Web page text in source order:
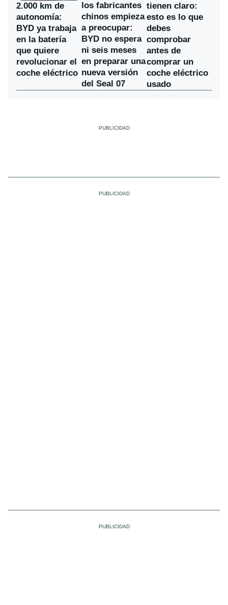
2.000 km de
autonomía:
BYD ya trabaja
en la batería
que quiere
revolucionar el
coche eléctrico
los fabricantes
chinos empieza
a preocupar:
BYD no espera
ni seis meses
en preparar una
nueva versión
del Seal 07
tienen claro:
esto es lo que
debes
comprobar
antes de
comprar un
coche eléctrico
usado